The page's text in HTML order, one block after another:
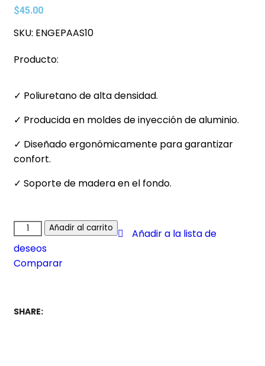
$45.00
SKU: ENGEPAAS10
Producto:
✓ Poliuretano de alta densidad.
✓ Producida en moldes de inyección de aluminio.
✓ Diseñado ergonómicamente para garantizar
confort.
✓ Soporte de madera en el fondo.
Añadir al carrito
Añadir a la lista de
deseos
Comparar
SHARE: